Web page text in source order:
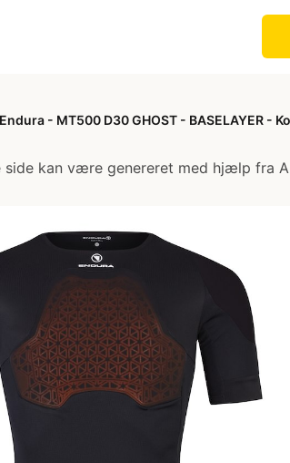
Endura - MT500 D30 GHOST - BASELAYER -
side kan være genereret med hjælp fra